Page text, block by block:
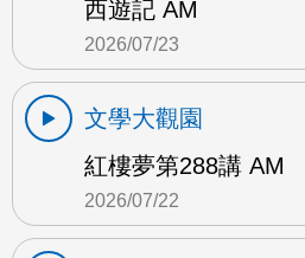
西遊記 AM
2026/07/23
文學大觀園
紅樓夢第288講 AM
2026/07/22